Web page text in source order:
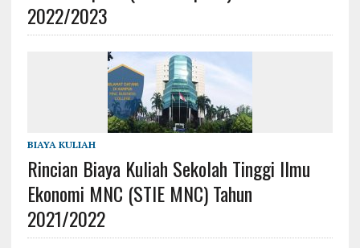
2022/2023
BIAYA KULIAH
Rincian Biaya Kuliah Sekolah Tinggi Ilmu
Ekonomi MNC (STIE MNC) Tahun
2021/2022